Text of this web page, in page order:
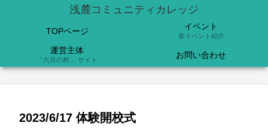
浅麓コミュニティカレッジ
TOPページ イベント
各イベント紹介
運営主体
「六月の村」 サイト お問い合わせ
2023/6/17 体験開校式